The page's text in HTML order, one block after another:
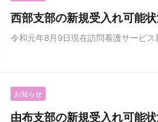
西部支部の新規受入れ可能
令和元年8月9日現在訪問看護サービ
お知らせ
由布支部の新規受入れ可能